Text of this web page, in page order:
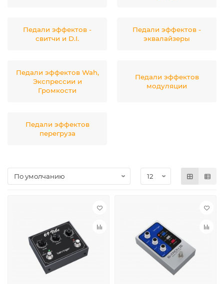
Педали эффектов -
свитчи и D.I.
Педали эффектов -
эквалайзеры
Педали эффектов Wah,
Экспрессии и
Громкости
Педали эффектов
модуляции
Педали эффектов
перегруза